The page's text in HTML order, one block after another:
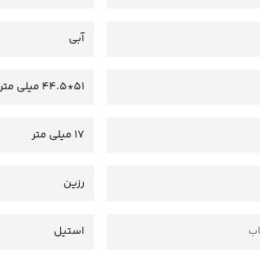
آبی
51*44.5 میلی متر
17 میلی متر
رزین
استیل